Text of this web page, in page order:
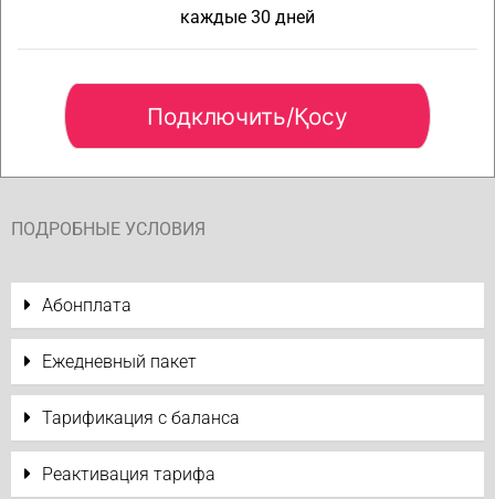
каждые 30 дней
Подключить/Қосу
ПОДРОБНЫЕ УСЛОВИЯ
Абонплата
Ежедневный пакет
Тарификация с баланса
Реактивация тарифа